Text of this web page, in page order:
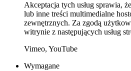
Akceptacja tych usług sprawia,
lub inne treści multimedialne
zewnętrznych. Za zgodą
witrynie z następujących usług
Vimeo, YouTube
Wymagane